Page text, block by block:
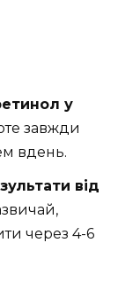
у
завжди
вдень.
від
через 4-6